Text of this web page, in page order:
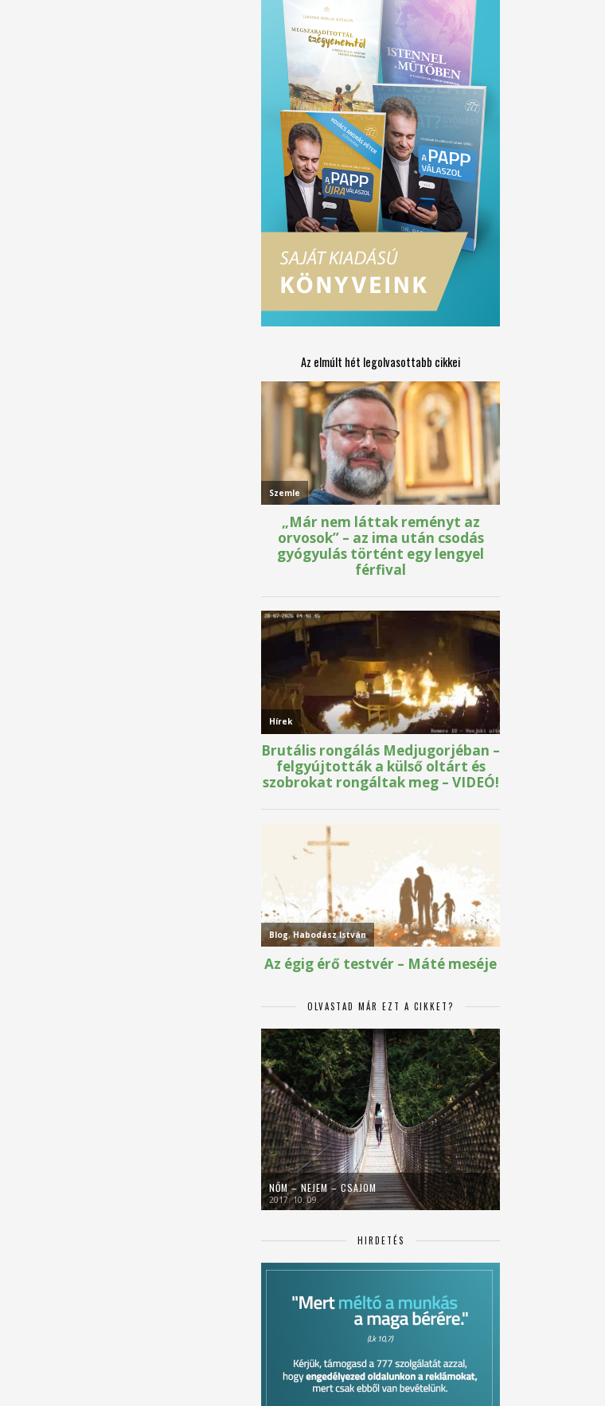
Az elmúlt hét legolvasottabb cikkei
OLVASTAD MÁR EZT A CIKKET?
NŐM – NEJEM – CSAJOM
2017. 10. 09.
HIRDETÉS